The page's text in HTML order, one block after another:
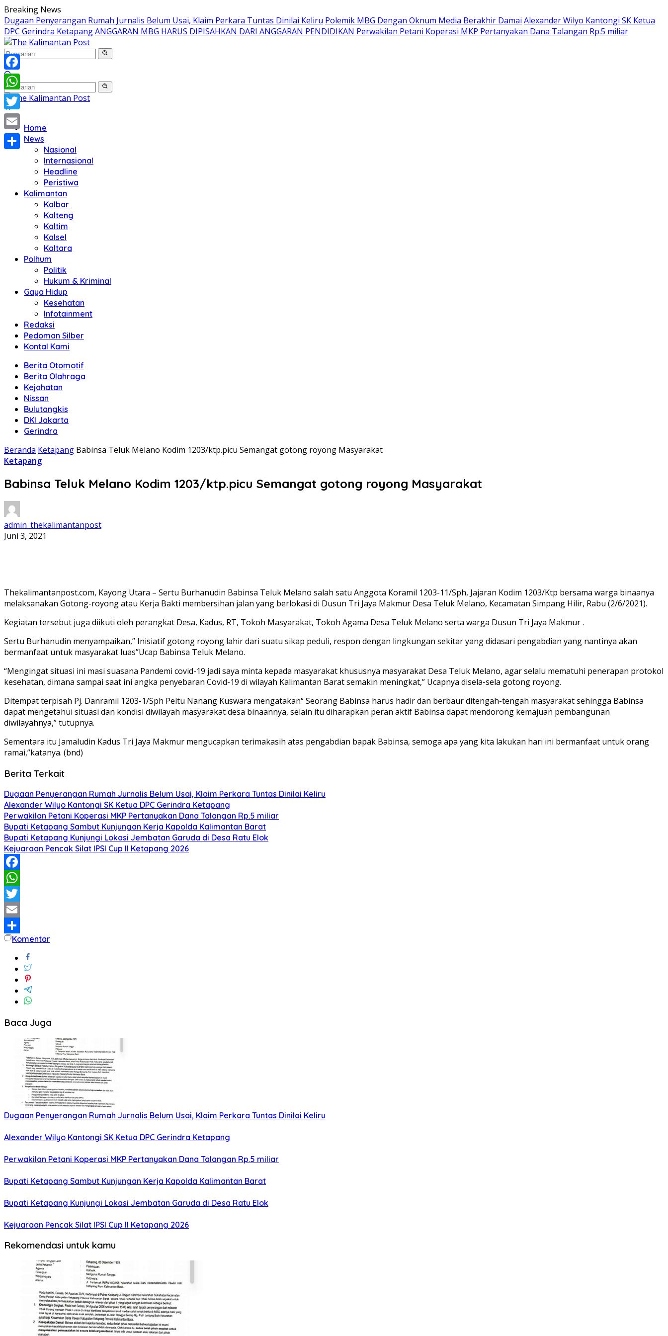
Langsung
ke
konten
Breaking News
Dugaan Penyerangan Rumah Jurnalis Belum Usai, Klaim Perkara Tuntas Dinilai Keliru Polemik MBG Dengan Oknum Media Berakhir Damai Alexander Wilyo Kantongi SK Ketua
DPC Gerindra KetapangANGGARAN MBG HARUS DIPISAHKAN DARI ANGGARAN PENDIDIKAN Perwakilan Petani Koperasi MKP Pertanyakan Dana Talangan Rp.5 miliar
Home
News
Nasional
Internasional
Headline
Peristiwa
Kalimantan
Kalbar
Kalteng
Kaltim
Kalsel
Kaltara
Polhum
Politik
Hukum & Kriminal
Gaya Hidup
Kesehatan
Infotainment
Redaksi
Pedoman Silber
Kontal Kami
Berita Otomotif
Berita Olahraga
Kejahatan
Nissan
Bulutangkis
DKI Jakarta
Gerindra
Beranda Ketapang Babinsa Teluk Melano Kodim 1203/ktp.picu Semangat gotong royong Masyarakat
Ketapang
Babinsa Teluk Melano Kodim 1203/ktp.picu Semangat gotong royong Masyarakat
admin_thekalimantanpost
Juni 3, 2021
Thekalimantanpost.com, Kayong Utara – Sertu Burhanudin Babinsa Teluk Melano salah satu Anggota Koramil 1203-11/Sph, Jajaran Kodim 1203/Ktp bersama warga binaanya
melaksanakan Gotong-royong atau Kerja Bakti membersihan jalan yang berlokasi di Dusun Tri Jaya Makmur Desa Teluk Melano, Kecamatan Simpang Hilir, Rabu (2/6/2021).
Kegiatan tersebut juga diikuti oleh perangkat Desa, Kadus, RT, Tokoh Masyarakat, Tokoh Agama Desa Teluk Melano serta warga Dusun Tri Jaya Makmur .
Sertu Burhanudin menyampaikan,” Inisiatif gotong royong lahir dari suatu sikap peduli, respon dengan lingkungan sekitar yang didasari pengabdian yang nantinya akan
bermanfaat untuk masyarakat luas”Ucap Babinsa Teluk Melano.
“Mengingat situasi ini masi suasana Pandemi covid-19 jadi saya minta kepada masyarakat khususnya masyarakat Desa Teluk Melano, agar selalu mematuhi penerapan protokol
kesehatan, dimana sampai saat ini angka penyebaran Covid-19 di wilayah Kalimantan Barat semakin meningkat,” Ucapnya disela-sela gotong royong.
Ditempat terpisah Pj. Danramil 1203-1/Sph Peltu Nanang Kuswara mengatakan“ Seorang Babinsa harus hadir dan berbaur ditengah-tengah masyarakat sehingga Babinsa
dapat mengetahui situasi dan kondisi diwilayah masyarakat desa binaannya, selain itu diharapkan peran aktif Babinsa dapat mendorong kemajuan pembangunan
diwilayahnya,” tutupnya.
Sementara itu Jamaludin Kadus Tri Jaya Makmur mengucapkan terimakasih atas pengabdian bapak Babinsa, semoga apa yang kita lakukan hari ini bermanfaat untuk orang
ramai,”katanya. (bnd)
Berita Terkait
Dugaan Penyerangan Rumah Jurnalis Belum Usai, Klaim Perkara Tuntas Dinilai Keliru
Alexander Wilyo Kantongi SK Ketua DPC Gerindra Ketapang
Perwakilan Petani Koperasi MKP Pertanyakan Dana Talangan Rp.5 miliar
Bupati Ketapang Sambut Kunjungan Kerja Kapolda Kalimantan Barat
Bupati Ketapang Kunjungi Lokasi Jembatan Garuda di Desa Ratu Elok
Kejuaraan Pencak Silat IPSI Cup II Ketapang 2026
Facebook
WhatsApp
Twitter
Email
Share
Komentar
Baca Juga
Dugaan Penyerangan Rumah Jurnalis Belum Usai, Klaim Perkara Tuntas Dinilai Keliru
Alexander Wilyo Kantongi SK Ketua DPC Gerindra Ketapang
Perwakilan Petani Koperasi MKP Pertanyakan Dana Talangan Rp.5 miliar
Bupati Ketapang Sambut Kunjungan Kerja Kapolda Kalimantan Barat
Bupati Ketapang Kunjungi Lokasi Jembatan Garuda di Desa Ratu Elok
Kejuaraan Pencak Silat IPSI Cup II Ketapang 2026
Rekomendasi untuk kamu
Facebook
WhatsApp
Twitter
Email